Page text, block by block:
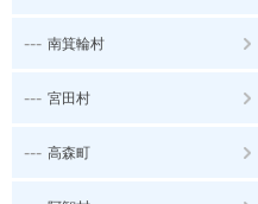
--- 南箕輪村
--- 宮田村
--- 高森町